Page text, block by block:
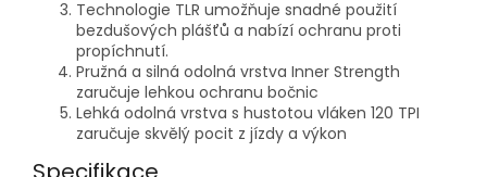
Technologie TLR umožňuje snadné použití
bezdušových plášťů a nabízí ochranu proti
propíchnutí.
Pružná a silná odolná vrstva Inner Strength
zaručuje lehkou ochranu bočnic
Lehká odolná vrstva s hustotou vláken 120 TPI
zaručuje skvělý pocit z jízdy a výkon